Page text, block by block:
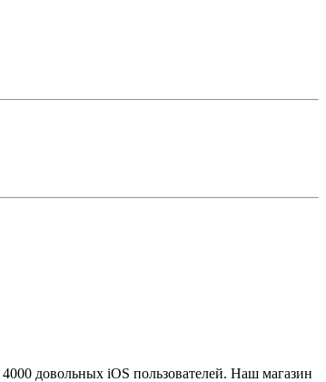
довольных iOS пользователей. Наш магазин